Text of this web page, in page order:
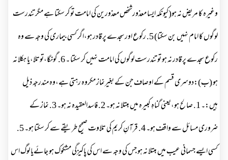
وغیرہ کا مریض نہ ہو(کیونکہ ایسا معذورشخص معذورین کی امامت تو کر سکتا ہے مگر تندرست
لوگوں کا امام نہیں بن سکتا) 5. رکوع اور سجدے پر قادر ہو،اگر کسی بیماری کی وجہ سے وہ
رکوع سجدے پر قادر نہ ہو تو تندرست لوگوں کی امامت نہیں کر سکتا ۔ 6. گونگا،توتلا،یا ہکلا نہ
ہو (ب):دوسری قسم کے اوصاف جن کے بغیرنماز مکروہ رہتی ہے،وہ مندرجہ ذیل
ہیں:۔ 1. صالح ہو،یعنی گناہِ کبیرہ میں مبتلا نہ ہو۔ 2. فاسدالعقیدہ نہ ہو۔ 3. نماز کے
ضروری مسائل سے واقف ہو۔ 4. قرآنِ کریم کی تلاوت صحیح طریقے سے کر سکتا ہو۔ 5.
کسی ایسے جسمانی عیب میں مبتلا نہ ہو جس کی وجہ سے اس کی پاکیزگی مشکوک ہو جائےیا لوگ اس